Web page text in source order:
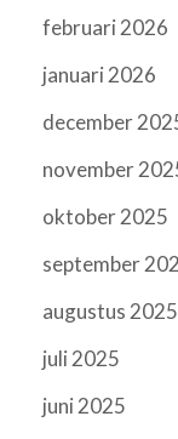
februari 2026
januari 2026
december
november
oktober 2025
september
augustus 2025
juli 2025
juni 2025